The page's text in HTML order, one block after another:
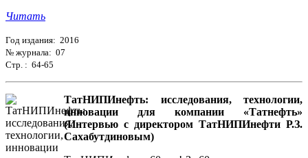
Читать
Год издания: 2016
№ журнала: 07
Стр. : 64-65
ТатНИПИнефть: исследования, технологии,
инновации для компании «Татнефть»
(Интервью с директором ТатНИПИнефти Р.З.
Сахабутдиновым)